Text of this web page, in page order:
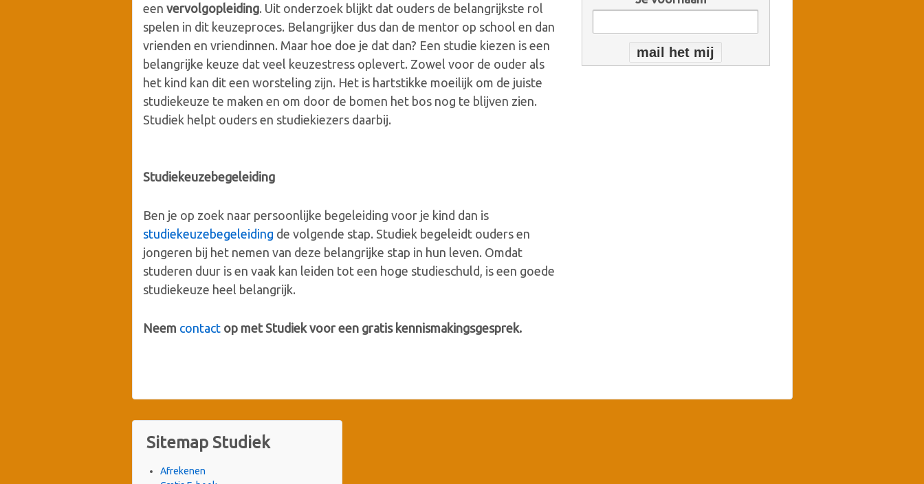
een vervolgopleiding. Uit onderzoek blijkt dat ouders de belangrijkste rol
spelen in dit keuzeproces. Belangrijker dus dan de mentor op school en dan
vrienden en vriendinnen. Maar hoe doe je dat dan? Een studie kiezen is een
belangrijke keuze dat veel keuzestress oplevert. Zowel voor de ouder als
het kind kan dit een worsteling zijn. Het is hartstikke moeilijk om de juiste
studiekeuze te maken en om door de bomen het bos nog te blijven zien.
Studiek helpt ouders en studiekiezers daarbij.
Studiekeuzebegeleiding
Ben je op zoek naar persoonlijke begeleiding voor je kind dan is
studiekeuzebegeleiding de volgende stap. Studiek begeleidt ouders en
jongeren bij het nemen van deze belangrijke stap in hun leven. Omdat
studeren duur is en vaak kan leiden tot een hoge studieschuld, is een goede
studiekeuze heel belangrijk.
Neem contact op met Studiek voor een gratis kennismakingsgesprek.
Sitemap Studiek
Afrekenen